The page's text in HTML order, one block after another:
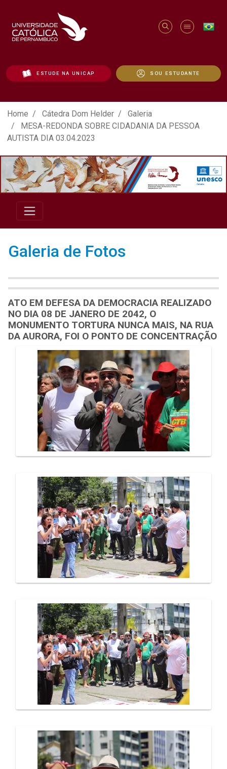
ESTUDE NA UNICAP SOU ESTUDANTE
ATO EM DEFESA DA DEMOCRACIA
Home Cátedra Dom Helder
Galeria
MESA-REDONDA SOBRE CIDADANIA DA PESSOA
AUTISTA DIA 03.04.2023
Galeria de Fotos
ATO EM DEFESA DA DEMOCRACIA REALIZADO
NO DIA 08 DE JANERO DE 2042, O
MONUMENTO TORTURA NUNCA MAIS, NA RUA
DA AURORA, FOI O PONTO DE CONCENTRAÇÃO
Galeria de Mídias